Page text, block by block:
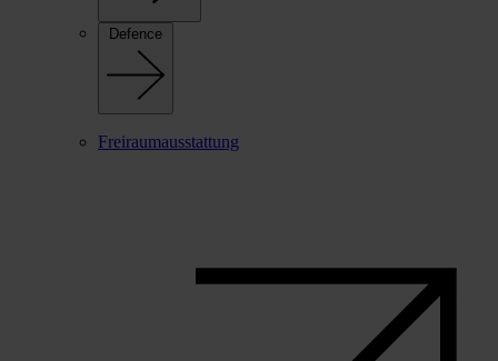
Defence
Freiraumausstattung